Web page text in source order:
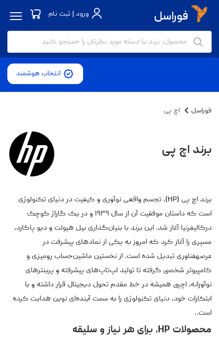
ورود | ثبت نام
انتخاب هوشمند
فوراسل اچ‌ پی
برند اچ‌ پی
برند اچ پی (HP)، تجسم واقعی نوآوری و کیفیت در دنیای تکنولوژی
است که داستان موفقیت آن از سال ۱۹۳۹ و در یک گاراژ کوچک
درکالیفرنیا آغاز شد. این برند با بنیان‌گذاری بیل هیولت و دیو پاکارد،
مسیری را آغاز کرد که امروز به یکی از نمادهای پیشرفت در
عرصهفناوری تبدیل شده است. از نخستین ماشین‌حساب رومیزی و
کامپیوتر شخصی گرفته تا تولید لپ‌تاپ‌های پیشرفته و پرینترهای
نوآورانه، اچپی همیشه در خط مقدم تحول دیجیتال قرار داشته و با
ابتکارات خود، دنیای تکنولوژی را به سمت آینده‌ای نوین هدایت کرده
است..
محصولات HP، برای هر نیاز و سلیقه